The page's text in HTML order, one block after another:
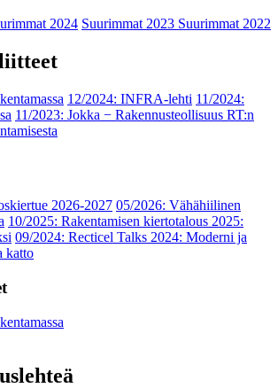
2024 Suurimmat 2023 Suurimmat 2022
12/2024: INFRA-lehti 11/2024:
11/2023: Jokka − Rakennusteollisuus RT:n
2026-2027 05/2026: Vähähiilinen
10/2025: Rakentamisen kiertotalous 2025:
09/2024: Recticel Talks 2024: Moderni ja
katto